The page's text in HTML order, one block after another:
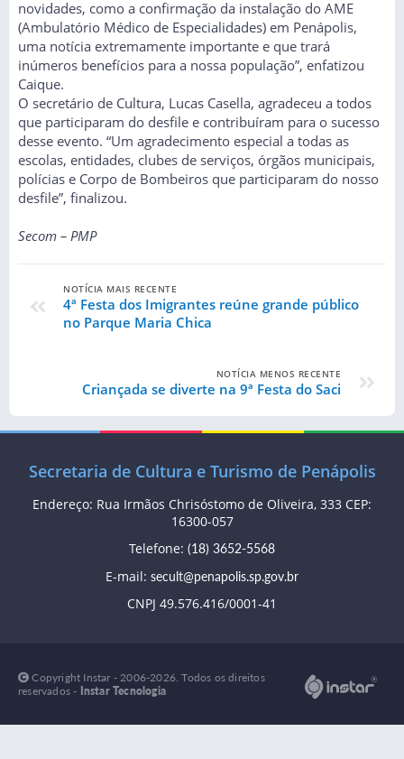
novidades, como a confirmação da instalação do AME
(Ambulatório Médico de Especialidades) em Penápolis,
uma notícia extremamente importante e que trará
inúmeros benefícios para a nossa população”, enfatizou
Caique.
O secretário de Cultura, Lucas Casella, agradeceu a todos
que participaram do desfile e contribuíram para o sucesso
desse evento. “Um agradecimento especial a todas as
escolas, entidades, clubes de serviços, órgãos municipais,
polícias e Corpo de Bombeiros que participaram do nosso
desfile”, finalizou.
Secom – PMP
NOTÍCIA MAIS RECENTE
4ª Festa dos Imigrantes reúne grande público
no Parque Maria Chica
NOTÍCIA MENOS RECENTE
Criançada se diverte na 9ª Festa do Saci
Secretaria de Cultura e Turismo de Penápolis
Endereço: Rua Irmãos Chrisóstomo de Oliveira, 333 CEP:
16300-057
Telefone: (18) 3652-5568
E-mail: secult@penapolis.sp.gov.br
CNPJ 49.576.416/0001-41
Copyright Instar - 2006-2026. Todos os direitos
reservados - Instar Tecnologia